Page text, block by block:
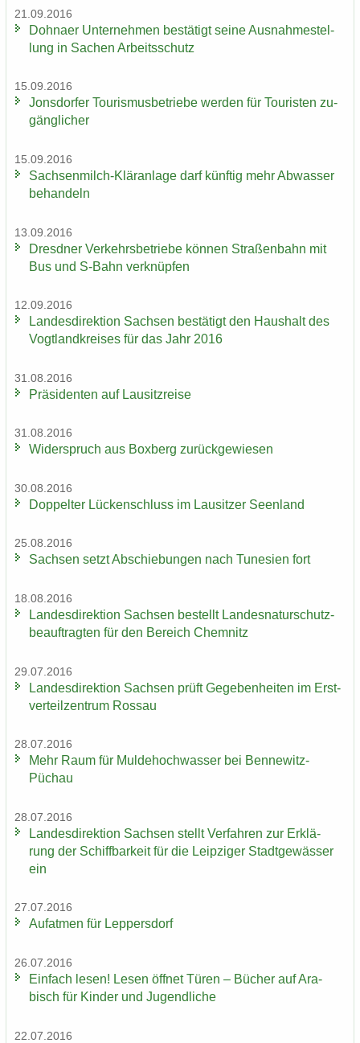
21.09.2016
Dohna­er Un­ter­neh­men be­stä­tigt seine Aus­nah­me­stel­
lung in Sa­chen Ar­beits­schutz
15.09.2016
Jons­dor­fer Tou­ris­mus­be­trie­be wer­den für Tou­ris­ten zu­
gäng­li­cher
15.09.2016
Sachsenmilch-​Kläranlage darf künf­tig mehr Ab­was­ser
be­han­deln
13.09.2016
Dresd­ner Ver­kehrs­be­trie­be kön­nen Stra­ßen­bahn mit
Bus und S-​Bahn ver­knüp­fen
12.09.2016
Lan­des­di­rek­ti­on Sach­sen be­stä­tigt den Haus­halt des
Vogt­land­krei­ses für das Jahr 2016
31.08.2016
Prä­si­den­ten auf Lau­sitz­rei­se
31.08.2016
Wi­der­spruch aus Box­berg zu­rück­ge­wie­sen
30.08.2016
Dop­pel­ter Lü­cken­schluss im Lau­sit­zer Se­en­land
25.08.2016
Sach­sen setzt Ab­schie­bun­gen nach Tu­ne­si­en fort
18.08.2016
Lan­des­di­rek­ti­on Sach­sen be­stellt Lan­des­na­tur­schutz­
be­auf­trag­ten für den Be­reich Chem­nitz
29.07.2016
Lan­des­di­rek­ti­on Sach­sen prüft Ge­ge­ben­hei­ten im Erst­
ver­teil­zen­trum Ros­sau
28.07.2016
Mehr Raum für Mul­de­hoch­was­ser bei Bennewitz-​
Püchau
28.07.2016
Lan­des­di­rek­ti­on Sach­sen stellt Ver­fah­ren zur Er­klä­
rung der Schiff­bar­keit für die Leip­zi­ger Stadt­ge­wäs­ser
ein
27.07.2016
Auf­at­men für Lep­pers­dorf
26.07.2016
Ein­fach lesen! Lesen öff­net Türen – Bü­cher auf Ara­
bisch für Kin­der und Ju­gend­li­che
22.07.2016